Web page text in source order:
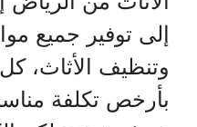
إلى توفير جميع
وتنظيف الأثاث،
بأرخص تكلفة